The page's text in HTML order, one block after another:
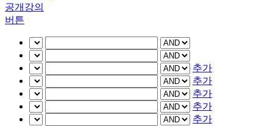
공개강의
버튼
추가
추가
추가
추가
추가